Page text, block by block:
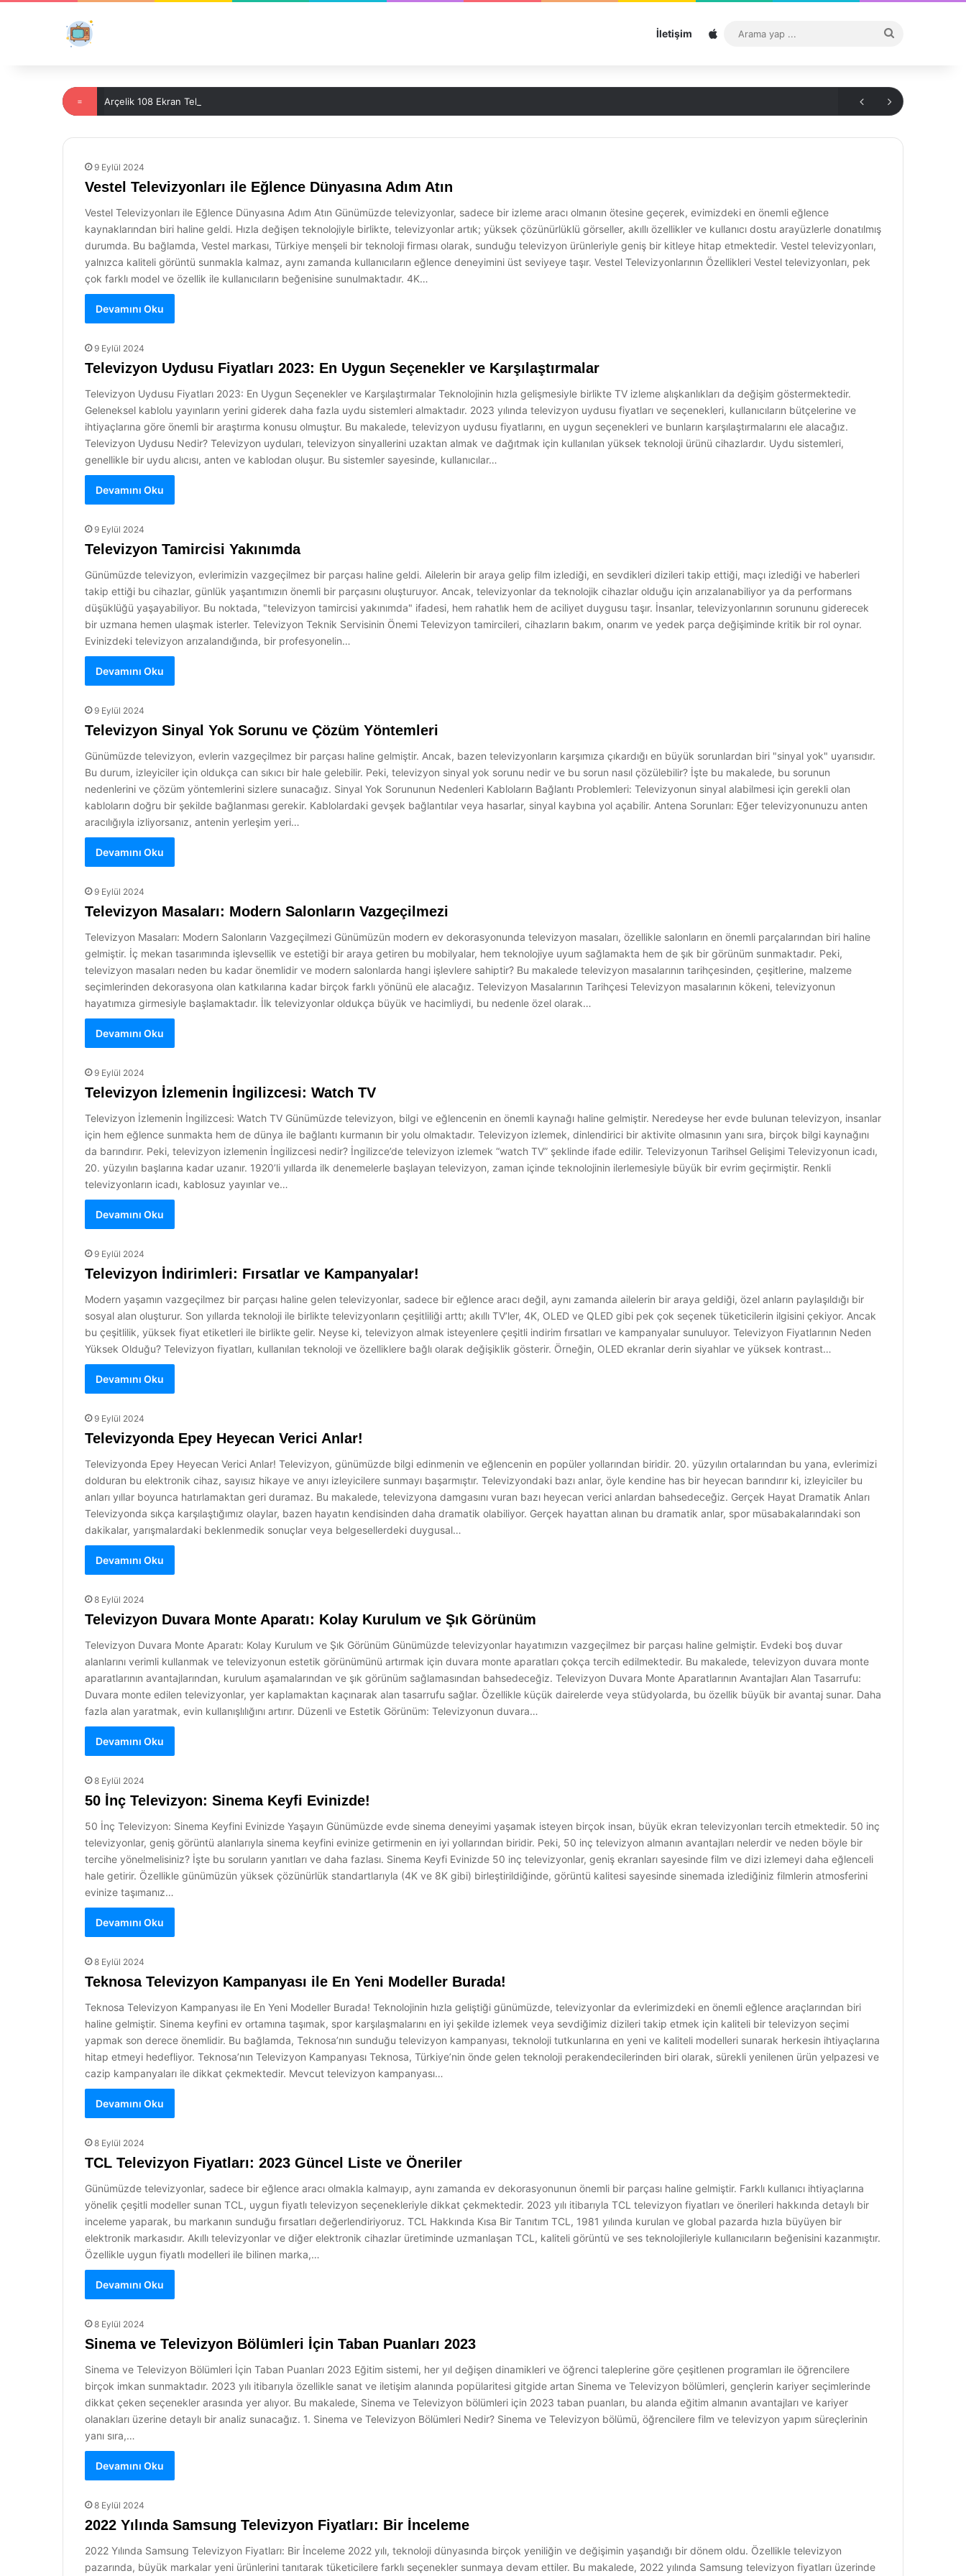
İletişim Sitemap
...
= Arçelik 108 Ekran Televizyon Fiyatları 2023: En Uygun Seçenekler
9 Eylül 2024
Vestel Televizyonları ile Eğlence Dünyasına Adım Atın
Vestel Televizyonları ile Eğlence Dünyasına Adım Atın Günümüzde televizyonlar, sadece bir izleme aracı olmanın ötesine geçerek, evimizdeki en önemli eğlence
kaynaklarından biri haline geldi. Hızla değişen teknolojiyle birlikte, televizyonlar artık; yüksek çözünürlüklü görseller, akıllı özellikler ve kullanıcı dostu arayüzlerle donatılmış
durumda. Bu bağlamda, Vestel markası, Türkiye menşeli bir teknoloji firması olarak, sunduğu televizyon ürünleriyle geniş bir kitleye hitap etmektedir. Vestel televizyonları,
yalnızca kaliteli görüntü sunmakla kalmaz, aynı zamanda kullanıcıların eğlence deneyimini üst seviyeye taşır. Vestel Televizyonlarının Özellikleri Vestel televizyonları, pek
çok farklı model ve özellik ile kullanıcıların beğenisine sunulmaktadır. 4K…
Devamını Oku
9 Eylül 2024
Televizyon Uydusu Fiyatları 2023: En Uygun Seçenekler ve Karşılaştırmalar
Televizyon Uydusu Fiyatları 2023: En Uygun Seçenekler ve Karşılaştırmalar Teknolojinin hızla gelişmesiyle birlikte TV izleme alışkanlıkları da değişim göstermektedir.
Geleneksel kablolu yayınların yerini giderek daha fazla uydu sistemleri almaktadır. 2023 yılında televizyon uydusu fiyatları ve seçenekleri, kullanıcıların bütçelerine ve
ihtiyaçlarına göre önemli bir araştırma konusu olmuştur. Bu makalede, televizyon uydusu fiyatlarını, en uygun seçenekleri ve bunların karşılaştırmalarını ele alacağız.
Televizyon Uydusu Nedir? Televizyon uyduları, televizyon sinyallerini uzaktan almak ve dağıtmak için kullanılan yüksek teknoloji ürünü cihazlardır. Uydu sistemleri,
genellikle bir uydu alıcısı, anten ve kablodan oluşur. Bu sistemler sayesinde, kullanıcılar…
Devamını Oku
9 Eylül 2024
Televizyon Tamircisi Yakınımda
Günümüzde televizyon, evlerimizin vazgeçilmez bir parçası haline geldi. Ailelerin bir araya gelip film izlediği, en sevdikleri dizileri takip ettiği, maçı izlediği ve haberleri
takip ettiği bu cihazlar, günlük yaşantımızın önemli bir parçasını oluşturuyor. Ancak, televizyonlar da teknolojik cihazlar olduğu için arızalanabiliyor ya da performans
düşüklüğü yaşayabiliyor. Bu noktada, "televizyon tamircisi yakınımda" ifadesi, hem rahatlık hem de aciliyet duygusu taşır. İnsanlar, televizyonlarının sorununu giderecek
bir uzmana hemen ulaşmak isterler. Televizyon Teknik Servisinin Önemi Televizyon tamircileri, cihazların bakım, onarım ve yedek parça değişiminde kritik bir rol oynar.
Evinizdeki televizyon arızalandığında, bir profesyonelin…
Devamını Oku
9 Eylül 2024
Televizyon Sinyal Yok Sorunu ve Çözüm Yöntemleri
Günümüzde televizyon, evlerin vazgeçilmez bir parçası haline gelmiştir. Ancak, bazen televizyonların karşımıza çıkardığı en büyük sorunlardan biri "sinyal yok" uyarısıdır.
Bu durum, izleyiciler için oldukça can sıkıcı bir hale gelebilir. Peki, televizyon sinyal yok sorunu nedir ve bu sorun nasıl çözülebilir? İşte bu makalede, bu sorunun
nedenlerini ve çözüm yöntemlerini sizlere sunacağız. Sinyal Yok Sorununun Nedenleri Kabloların Bağlantı Problemleri: Televizyonun sinyal alabilmesi için gerekli olan
kabloların doğru bir şekilde bağlanması gerekir. Kablolardaki gevşek bağlantılar veya hasarlar, sinyal kaybına yol açabilir. Antena Sorunları: Eğer televizyonunuzu anten
aracılığıyla izliyorsanız, antenin yerleşim yeri…
Devamını Oku
9 Eylül 2024
Televizyon Masaları: Modern Salonların Vazgeçilmezi
Televizyon Masaları: Modern Salonların Vazgeçilmezi Günümüzün modern ev dekorasyonunda televizyon masaları, özellikle salonların en önemli parçalarından biri haline
gelmiştir. İç mekan tasarımında işlevsellik ve estetiği bir araya getiren bu mobilyalar, hem teknolojiye uyum sağlamakta hem de şık bir görünüm sunmaktadır. Peki,
televizyon masaları neden bu kadar önemlidir ve modern salonlarda hangi işlevlere sahiptir? Bu makalede televizyon masalarının tarihçesinden, çeşitlerine, malzeme
seçimlerinden dekorasyona olan katkılarına kadar birçok farklı yönünü ele alacağız. Televizyon Masalarının Tarihçesi Televizyon masalarının kökeni, televizyonun
hayatımıza girmesiyle başlamaktadır. İlk televizyonlar oldukça büyük ve hacimliydi, bu nedenle özel olarak…
Devamını Oku
9 Eylül 2024
Televizyon İzlemenin İngilizcesi: Watch TV
Televizyon İzlemenin İngilizcesi: Watch TV Günümüzde televizyon, bilgi ve eğlencenin en önemli kaynağı haline gelmiştir. Neredeyse her evde bulunan televizyon, insanlar
için hem eğlence sunmakta hem de dünya ile bağlantı kurmanın bir yolu olmaktadır. Televizyon izlemek, dinlendirici bir aktivite olmasının yanı sıra, birçok bilgi kaynağını
da barındırır. Peki, televizyon izlemenin İngilizcesi nedir? İngilizce’de televizyon izlemek “watch TV” şeklinde ifade edilir. Televizyonun Tarihsel Gelişimi Televizyonun icadı,
20. yüzyılın başlarına kadar uzanır. 1920’li yıllarda ilk denemelerle başlayan televizyon, zaman içinde teknolojinin ilerlemesiyle büyük bir evrim geçirmiştir. Renkli
televizyonların icadı, kablosuz yayınlar ve…
Devamını Oku
9 Eylül 2024
Televizyon İndirimleri: Fırsatlar ve Kampanyalar!
Modern yaşamın vazgeçilmez bir parçası haline gelen televizyonlar, sadece bir eğlence aracı değil, aynı zamanda ailelerin bir araya geldiği, özel anların paylaşıldığı bir
sosyal alan oluşturur. Son yıllarda teknoloji ile birlikte televizyonların çeşitliliği arttı; akıllı TV’ler, 4K, OLED ve QLED gibi pek çok seçenek tüketicilerin ilgisini çekiyor. Ancak
bu çeşitlilik, yüksek fiyat etiketleri ile birlikte gelir. Neyse ki, televizyon almak isteyenlere çeşitli indirim fırsatları ve kampanyalar sunuluyor. Televizyon Fiyatlarının Neden
Yüksek Olduğu? Televizyon fiyatları, kullanılan teknoloji ve özelliklere bağlı olarak değişiklik gösterir. Örneğin, OLED ekranlar derin siyahlar ve yüksek kontrast…
Devamını Oku
9 Eylül 2024
Televizyonda Epey Heyecan Verici Anlar!
Televizyonda Epey Heyecan Verici Anlar! Televizyon, günümüzde bilgi edinmenin ve eğlencenin en popüler yollarından biridir. 20. yüzyılın ortalarından bu yana, evlerimizi
dolduran bu elektronik cihaz, sayısız hikaye ve anıyı izleyicilere sunmayı başarmıştır. Televizyondaki bazı anlar, öyle kendine has bir heyecan barındırır ki, izleyiciler bu
anları yıllar boyunca hatırlamaktan geri duramaz. Bu makalede, televizyona damgasını vuran bazı heyecan verici anlardan bahsedeceğiz. Gerçek Hayat Dramatik Anları
Televizyonda sıkça karşılaştığımız olaylar, bazen hayatın kendisinden daha dramatik olabiliyor. Gerçek hayattan alınan bu dramatik anlar, spor müsabakalarındaki son
dakikalar, yarışmalardaki beklenmedik sonuçlar veya belgesellerdeki duygusal…
Devamını Oku
8 Eylül 2024
Televizyon Duvara Monte Aparatı: Kolay Kurulum ve Şık Görünüm
Televizyon Duvara Monte Aparatı: Kolay Kurulum ve Şık Görünüm Günümüzde televizyonlar hayatımızın vazgeçilmez bir parçası haline gelmiştir. Evdeki boş duvar
alanlarını verimli kullanmak ve televizyonun estetik görünümünü artırmak için duvara monte aparatları çokça tercih edilmektedir. Bu makalede, televizyon duvara monte
aparatlarının avantajlarından, kurulum aşamalarından ve şık görünüm sağlamasından bahsedeceğiz. Televizyon Duvara Monte Aparatlarının Avantajları Alan Tasarrufu:
Duvara monte edilen televizyonlar, yer kaplamaktan kaçınarak alan tasarrufu sağlar. Özellikle küçük dairelerde veya stüdyolarda, bu özellik büyük bir avantaj sunar. Daha
fazla alan yaratmak, evin kullanışlılığını artırır. Düzenli ve Estetik Görünüm: Televizyonun duvara…
Devamını Oku
8 Eylül 2024
50 İnç Televizyon: Sinema Keyfi Evinizde!
50 İnç Televizyon: Sinema Keyfini Evinizde Yaşayın Günümüzde evde sinema deneyimi yaşamak isteyen birçok insan, büyük ekran televizyonları tercih etmektedir. 50 inç
televizyonlar, geniş görüntü alanlarıyla sinema keyfini evinize getirmenin en iyi yollarından biridir. Peki, 50 inç televizyon almanın avantajları nelerdir ve neden böyle bir
tercihe yönelmelisiniz? İşte bu soruların yanıtları ve daha fazlası. Sinema Keyfi Evinizde 50 inç televizyonlar, geniş ekranları sayesinde film ve dizi izlemeyi daha eğlenceli
hale getirir. Özellikle günümüzün yüksek çözünürlük standartlarıyla (4K ve 8K gibi) birleştirildiğinde, görüntü kalitesi sayesinde sinemada izlediğiniz filmlerin atmosferini
evinize taşımanız…
Devamını Oku
8 Eylül 2024
Teknosa Televizyon Kampanyası ile En Yeni Modeller Burada!
Teknosa Televizyon Kampanyası ile En Yeni Modeller Burada! Teknolojinin hızla geliştiği günümüzde, televizyonlar da evlerimizdeki en önemli eğlence araçlarından biri
haline gelmiştir. Sinema keyfini ev ortamına taşımak, spor karşılaşmalarını en iyi şekilde izlemek veya sevdiğimiz dizileri takip etmek için kaliteli bir televizyon seçimi
yapmak son derece önemlidir. Bu bağlamda, Teknosa’nın sunduğu televizyon kampanyası, teknoloji tutkunlarına en yeni ve kaliteli modelleri sunarak herkesin ihtiyaçlarına
hitap etmeyi hedefliyor. Teknosa’nın Televizyon Kampanyası Teknosa, Türkiye’nin önde gelen teknoloji perakendecilerinden biri olarak, sürekli yenilenen ürün yelpazesi ve
cazip kampanyaları ile dikkat çekmektedir. Mevcut televizyon kampanyası…
Devamını Oku
8 Eylül 2024
TCL Televizyon Fiyatları: 2023 Güncel Liste ve Öneriler
Günümüzde televizyonlar, sadece bir eğlence aracı olmakla kalmayıp, aynı zamanda ev dekorasyonunun önemli bir parçası haline gelmiştir. Farklı kullanıcı ihtiyaçlarına
yönelik çeşitli modeller sunan TCL, uygun fiyatlı televizyon seçenekleriyle dikkat çekmektedir. 2023 yılı itibarıyla TCL televizyon fiyatları ve önerileri hakkında detaylı bir
inceleme yaparak, bu markanın sunduğu fırsatları değerlendiriyoruz. TCL Hakkında Kısa Bir Tanıtım TCL, 1981 yılında kurulan ve global pazarda hızla büyüyen bir
elektronik markasıdır. Akıllı televizyonlar ve diğer elektronik cihazlar üretiminde uzmanlaşan TCL, kaliteli görüntü ve ses teknolojileriyle kullanıcıların beğenisini kazanmıştır.
Özellikle uygun fiyatlı modelleri ile bilinen marka,…
Devamını Oku
8 Eylül 2024
Sinema ve Televizyon Bölümleri İçin Taban Puanları 2023
Sinema ve Televizyon Bölümleri İçin Taban Puanları 2023 Eğitim sistemi, her yıl değişen dinamikleri ve öğrenci taleplerine göre çeşitlenen programları ile öğrencilere
birçok imkan sunmaktadır. 2023 yılı itibarıyla özellikle sanat ve iletişim alanında popülaritesi gitgide artan Sinema ve Televizyon bölümleri, gençlerin kariyer seçimlerinde
dikkat çeken seçenekler arasında yer alıyor. Bu makalede, Sinema ve Televizyon bölümleri için 2023 taban puanları, bu alanda eğitim almanın avantajları ve kariyer
olanakları üzerine detaylı bir analiz sunacağız. 1. Sinema ve Televizyon Bölümleri Nedir? Sinema ve Televizyon bölümü, öğrencilere film ve televizyon yapım süreçlerinin
yanı sıra,…
Devamını Oku
8 Eylül 2024
2022 Yılında Samsung Televizyon Fiyatları: Bir İnceleme
2022 Yılında Samsung Televizyon Fiyatları: Bir İnceleme 2022 yılı, teknoloji dünyasında birçok yeniliğin ve değişimin yaşandığı bir dönem oldu. Özellikle televizyon
pazarında, büyük markalar yeni ürünlerini tanıtarak tüketicilere farklı seçenekler sunmaya devam ettiler. Bu makalede, 2022 yılında Samsung televizyon fiyatları üzerinde